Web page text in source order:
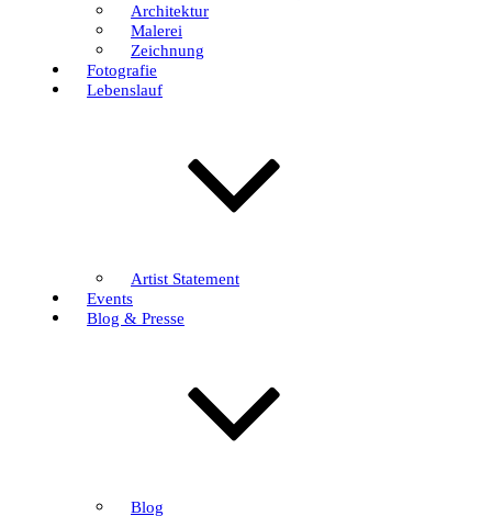
Architektur
Malerei
Zeichnung
Fotografie
Lebenslauf
Artist Statement
Events
Blog & Presse
Blog